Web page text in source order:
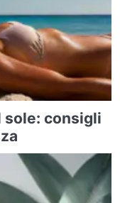
sole: consigli